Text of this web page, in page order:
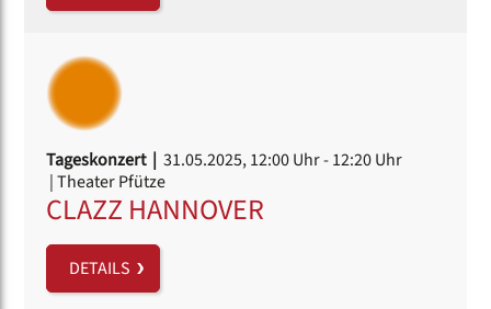
Tageskonzert | 31.05.2025, 12:00 Uhr- 12:20 Uhr
| Theater Pfütze
CLAZZ HANNOVER
DETAILS